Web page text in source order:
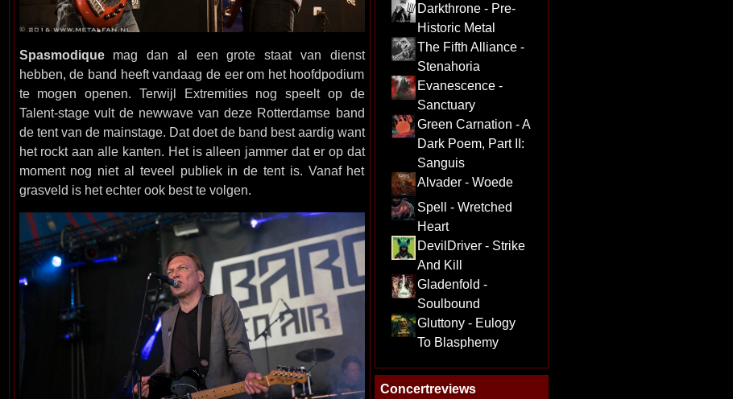
Spasmodiquemag dan al een grote staat van dienst
hebben, de band heeft vandaag de eer om het hoofdpodium
te mogen openen. Terwijl Extremities nog speelt op de
Talent-stage vult de newwave van deze Rotterdamse band
de tent van de mainstage. Dat doet de band best aardig want
het rockt aan alle kanten. Het is alleen jammer dat er op dat
moment nog niet al teveel publiek in de tent is. Vanaf het
grasveld is het echter ook best te volgen.
Darkthrone - Pre-
Historic Metal
The Fifth Alliance -
Stenahoria
Evanescence -
Sanctuary
Green Carnation - A
Dark Poem, Part II:
Sanguis
Alvader - Woede
Spell - Wretched
Heart
DevilDriver - Strike
And Kill
Gladenfold -
Soulbound
Gluttony - Eulogy
To Blasphemy
Concertreviews